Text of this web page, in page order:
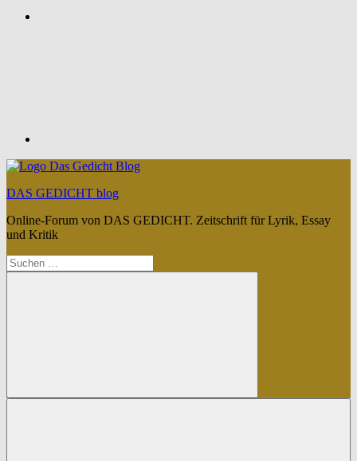
DAS GEDICHT blog
Online-Forum von DAS GEDICHT. Zeitschrift für Lyrik, Essay
und Kritik
Suchen
nach:
Suchen